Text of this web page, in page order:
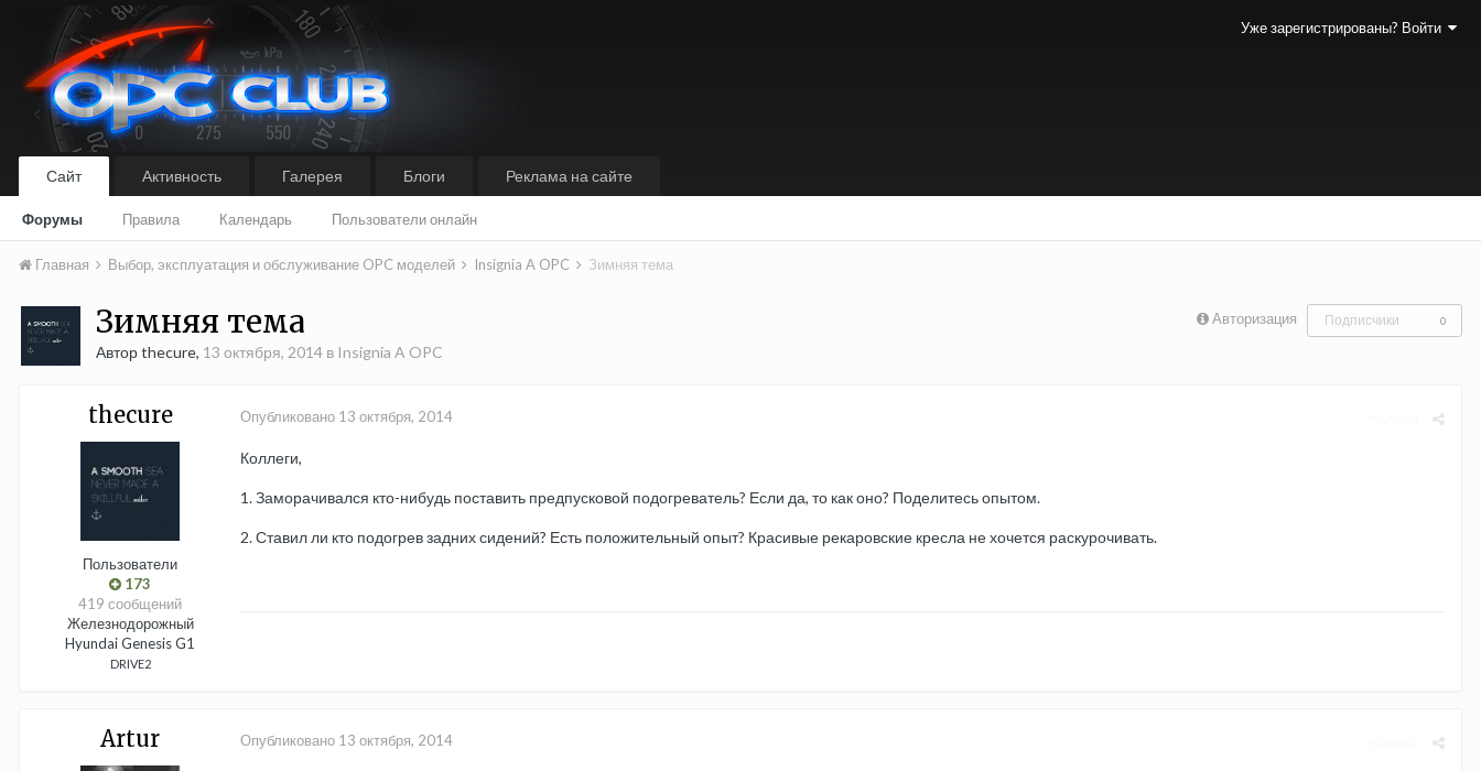
Уже зарегистрированы? Войти
Сайт
Форумы Правила Календарь Пользователи онлайн
Активность Галерея Блоги Реклама на сайте
Главная Выбор, эксплуатация и обслуживание OPC моделей Insignia A OPC Зимняя тема
Авторизация Подписчики 0
Зимняя тема
Автор thecure, 13 октября, 2014 в Insignia A OPC
thecure
Пользователи
173
419 сообщений
Железнодорожный
Hyundai Genesis G1
DRIVE2
Опубликовано 13 октября, 2014
Коллеги,
1. Заморачивался кто-нибудь поставить предпусковой подогреватель? Если да, то как оно? Поделитесь опытом.
2. Ставил ли кто подогрев задних сидений? Есть положительный опыт? Красивые рекаровские кресла не хочется раскурочивать.
Аrtur Опубликовано 13 октября, 2014